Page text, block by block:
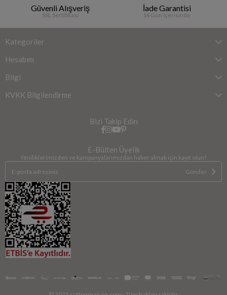
Güvenli Alışveriş
SSL Sertifikası
İade Garantisi
14 Gün İçerisinde
Kategoriler
Hesabım
Bilgi
KVKK Bilgilendirme
Bizi Takip Edin
E-Bülten Üyelik
Yeniliklerimizden ve kampanyalarımızdan haber almak için kayıt olun!
Gönder